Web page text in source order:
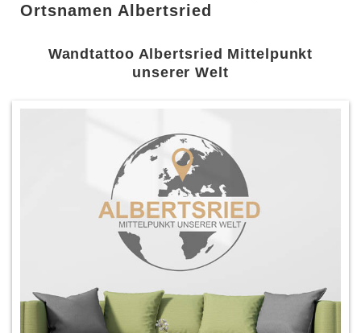
Ortsnamen Albertsried
Wandtattoo Albertsried Mittelpunkt
unserer Welt